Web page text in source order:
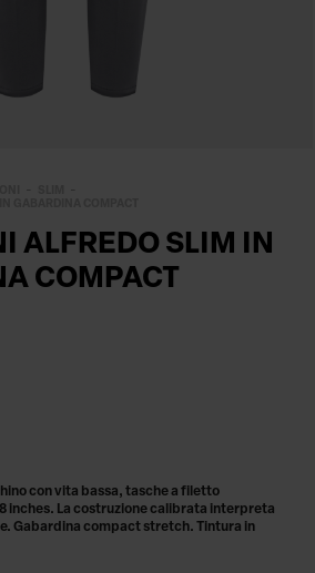
ALFREDO SLIM IN
COMPACT
con vita bassa, tasche a filetto
inches. La costruzione calibrata interpreta
Gabardina compact stretch. Tintura in